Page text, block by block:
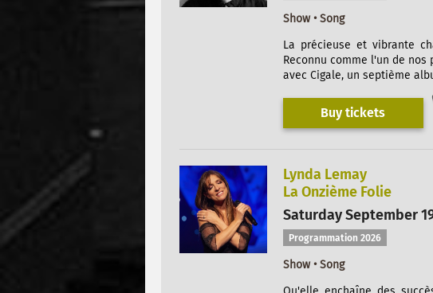
Show • Song
La précieuse et vibrante
Reconnu comme l'un de
avec Cigale, un septième
Buy tickets
Lynda Lemay
La Onzième Folie
Saturday September
Programmation 2026
Show • Song